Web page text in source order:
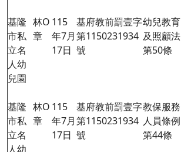
基隆
市私
立名
人幼
兒園
林O
章
115
年7月
17日
基府教前罰壹字
第1150231934
號
幼兒教育
及照顧法
第50條
基隆
市私
立名
人幼
林O
章
115
年7月
17日
基府教前罰壹字
第1150231934
號
教保服務
人員條例
第44條